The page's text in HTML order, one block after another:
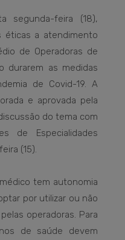
segunda-feira (18),
éticas a atendimento
de Operadoras de
durarem as medidas
de Covid-19. A
e aprovada pela
do tema com
de Especialidades
(15).
tem autonomia
por utilizar ou não
operadoras. Para
de saúde devem